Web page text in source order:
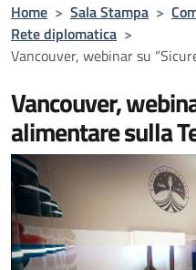
Home > Sala Stampa >
Rete diplomatica >
Vancouver, webinar su
Vancouver,
alimentare sulla